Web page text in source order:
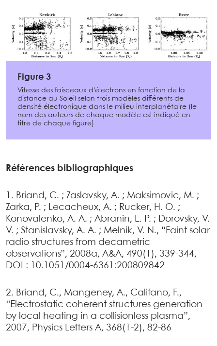
Figure 3
Vitesse des faisceaux d’électrons en fonction de la
distance au Soleil selon trois modèles différents de
densité électronique dans le milieu interplanétaire (le
nom des auteurs de chaque modèle est indiqué en
titre de chaque figure)
Références bibliographiques
1. Briand, C. ; Zaslavsky, A. ; Maksimovic, M. ;
Zarka, P. ; Lecacheux, A. ; Rucker, H. O. ;
Konovalenko, A. A. ; Abranin, E. P. ; Dorovsky, V.
V. ; Stanislavsky, A. A. ; Melnik, V. N., “Faint solar
radio structures from decametric
observations”, 2008a, A&A, 490(1), 339-344,
DOI : 10.1051/0004-6361:200809842
2. Briand, C., Mangeney, A., Califano, F.,
“Electrostatic coherent structures generation
by local heating in a collisionless plasma”,
2007, Physics Letters A, 368(1-2), 82-86